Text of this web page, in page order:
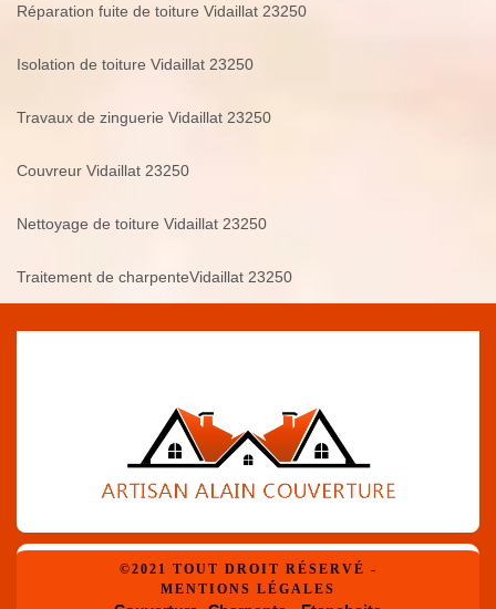
Réparation fuite de toiture Vidaillat 23250
Isolation de toiture Vidaillat 23250
Travaux de zinguerie Vidaillat 23250
Couvreur Vidaillat 23250
Nettoyage de toiture Vidaillat 23250
Traitement de charpenteVidaillat 23250
©2021 TOUT DROIT RÉSERVÉ -
MENTIONS LÉGALES